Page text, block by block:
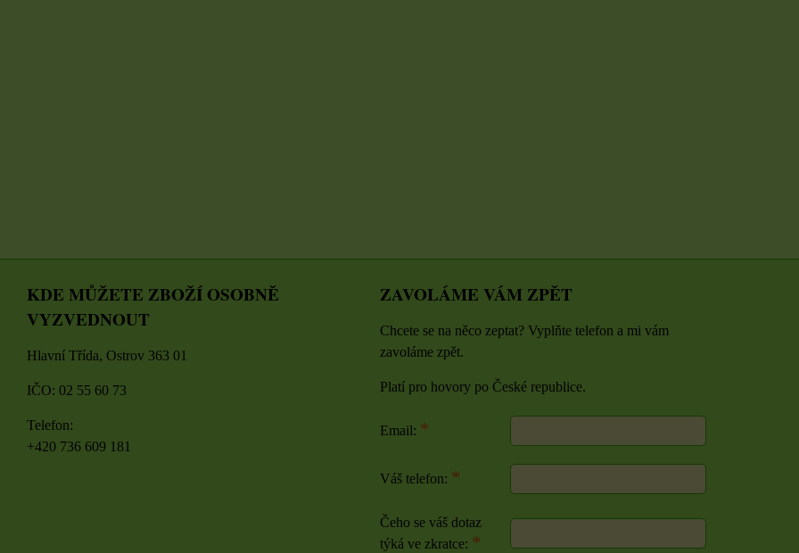
KDE MŮŽETE ZBOŽÍ OSOBNĚ
VYZVEDNOUT
Hlavní Třída, Ostrov 363 01
IČO: 02 55 60 73
Telefon:
+420 736 609 181
ZAVOLÁME VÁM ZPĚT
Chcete se na něco zeptat? Vyplňte telefon a mi vám
zavoláme zpět.
Platí pro hovory po České republice.
Email: *
Váš telefon: *
Čeho se váš dotaz
týká ve zkratce: *